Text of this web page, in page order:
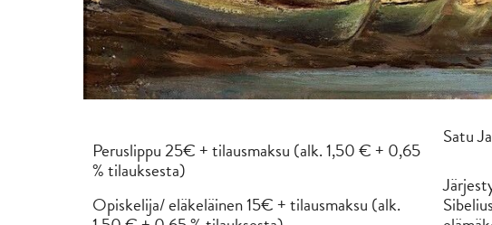
Peruslippu 25€ + tilausmaksu (alk. 1,50 € + 0,65
% tilauksesta)
Opiskelija/ eläkeläinen 15€ + tilausmaksu (alk.
Satu